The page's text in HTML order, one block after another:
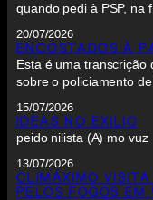
quando pedi à PSP, na
20/07/2026
ENCOSTADOS À
Esta é uma
sobre o policiamento
15/07/2026
IDEAS NO EXILIO
peido nilista (A) mo vuz
13/07/2026
CLIMÁXIMO
PELOS FOGOS EM